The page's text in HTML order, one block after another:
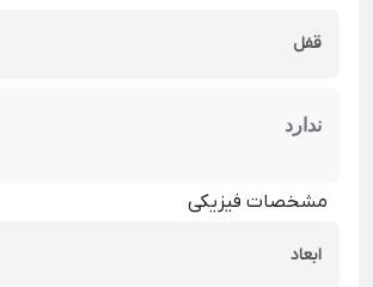
قفل
ندارد
مشخصات فیزیکی
ابعاد